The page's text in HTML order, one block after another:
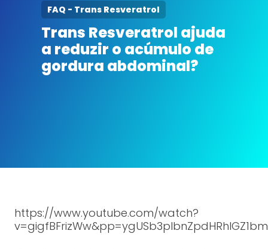
FAQ - Trans Resveratrol
Trans Resveratrol ajuda
a reduzir o acúmulo de
gordura abdominal?
https://www.youtube.com/watch?